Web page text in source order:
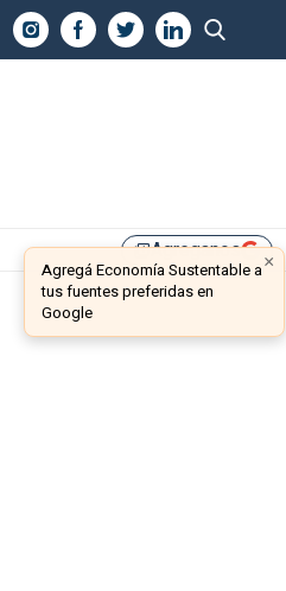
library_addAgreganos ×
Agregá Economía Sustentable a
tus fuentes preferidas en
Google